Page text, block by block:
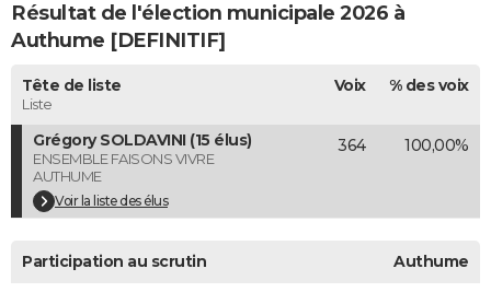
CARTE DE VOEUX
Carte de Noël
Carte Bonne année
Carte Saint-Valentin
Carte Pâques
Carte d'anniversaire
DICTIONNAIRE
Dictionnaire
Biographies
Citations
Expressions
Proverbes
PROGRAMME TV
COPAINS D'AVANT
S'inscrire
Se connecter
Lycées
Collèges
Primaires
Universités
Entreprises
Service militaire
Avis de recherche
AVIS DE DÉCÈS
Bricolage
Lifestyle
Culture
Sport
Auto
Television
Voyage
Cinema
Résultat de l'élection municipale 2026 à
Authume [DEFINITIF]
Tête de liste
Liste
Voix % des voix
Grégory SOLDAVINI (15 élus)
ENSEMBLE FAISONS VIVRE
AUTHUME
Voir la liste des élus
364 100,00%
Participation au scrutin Authume